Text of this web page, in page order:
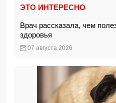
ЭТО ИНТЕРЕСНО
Врач рассказала, чем
здоровья
07 августа 2026